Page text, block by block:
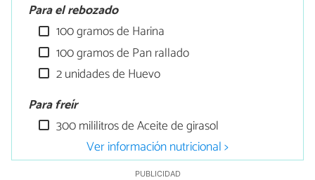
Para el rebozado
100 gramos de Harina
100 gramos de Pan rallado
2 unidades de Huevo
Para freír
300 mililitros de Aceite de girasol
Ver información nutricional >